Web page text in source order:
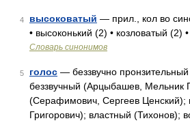
4 высоковатый — прил., кол во
• высоконький (2) • козловатый (2) •
Словарь синонимов
5 голос — беззвучно
беззвучный (Арцыбашев, Мельник
(Серафимович, Сергеев Ценский);
Григорович); властный (Тихонов);